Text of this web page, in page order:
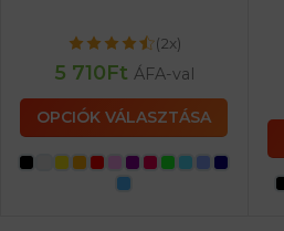
(2x)
5 710Ft ÁFA-val
OPCIÓK VÁLASZTÁSA